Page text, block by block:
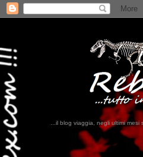
...il blog viaggia, negli ultimi
...qui trovate il nostro viaggio in